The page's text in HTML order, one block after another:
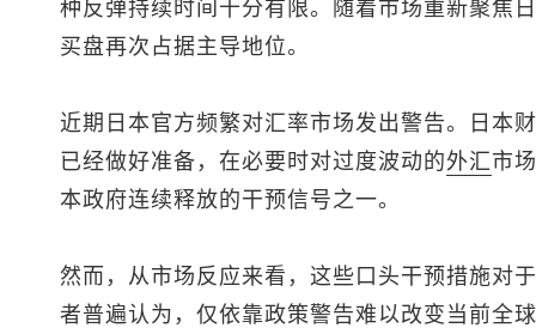
种反弹持续时间十分有限。随着市场重新聚焦
买盘再次占据主导地位。
近期日本官方频繁对汇率市场发出警告。日本
已经做好准备，在必要时对过度波动的外汇市
本政府连续释放的干预信号之一。
然而，从市场反应来看，这些口头干预措施对
者普遍认为，仅依靠政策警告难以改变当前全